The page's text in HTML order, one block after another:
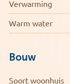
slaapkamers,
(ca. 15 m²).
deze kamers
Bijzonderheden:
•
Verwarming
Warm water
Bouw
Soort woonhuis